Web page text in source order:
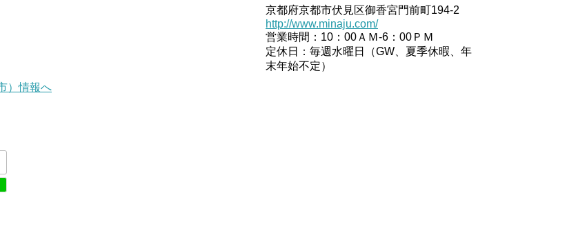
京都府京都市伏見区御香宮門前町194-2
http://www.minaju.com/
営業時間：10：00ＡＭ-6：00ＰＭ
定休日：毎週水曜日（GW、夏季休暇、年
末年始不定）